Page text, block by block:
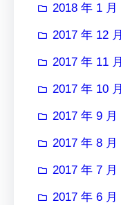
2018 年 1 月
2017 年 12 月
2017 年 11 月
2017 年 10 月
2017 年 9 月
2017 年 8 月
2017 年 7 月
2017 年 6 月